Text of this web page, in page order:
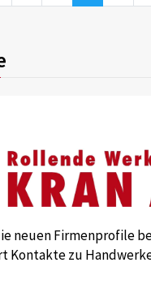
neuen Firmenprofile
Kontakte zu